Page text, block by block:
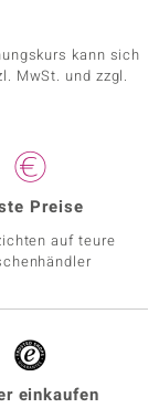
kann sich
MwSt. und zzgl.
Preise
auf teure
einkaufen